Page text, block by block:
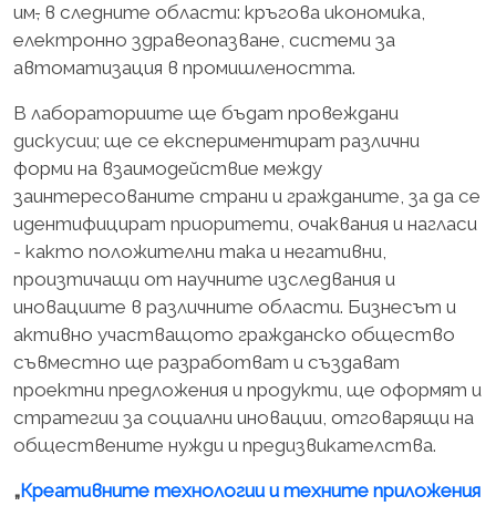
им, в следните области: кръгова икономика,
електронно здравеопазване, системи за
автоматизация в промишлеността.
В лабораториите ще бъдат провеждани
дискусии; ще се експериментират различни
форми на взаимодействие между
заинтересованите страни и гражданите, за да се
идентифицират приоритети, очаквания и нагласи
- както положителни така и негативни,
произтичащи от научните изследвания и
иновациите в различните области. Бизнесът и
активно участващото гражданско общество
съвместно ще разработват и създават
проектни предложения и продукти, ще оформят и
стратегии за социални иновации, отговарящи на
обществените нужди и предизвикателства.
„Креативните технологии и техните приложения